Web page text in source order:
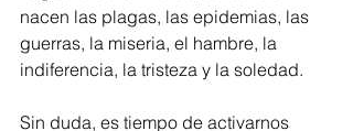
nacen las plagas, las epidemias, las
guerras, la miseria, el hambre, la
indiferencia, la tristeza y la soledad.
Sin duda, es tiempo de activarnos